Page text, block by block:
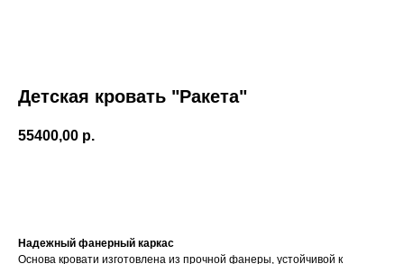
Детская кровать "Ракета"
55400,00 р.
Надежный фанерный каркас
Основа кровати изготовлена из прочной фанеры, устойчивой к